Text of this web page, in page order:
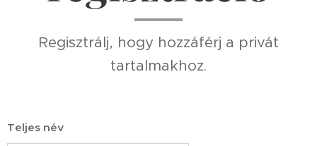
Regisztrálj, hogy hozzáférj a privát
tartalmakhoz.
Teljes név